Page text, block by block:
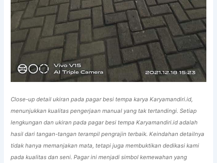
Close-up detail ukiran pada pagar besi tempa karya Karyamandiri.id,
menunjukkan kualitas pengerjaan manual yang tak tertandingi. Setiap
lengkungan dan ukiran pada pagar besi tempa Karyamandiri.id adalah
hasil dari tangan-tangan terampil pengrajin terbaik. Keindahan detailnya
tidak hanya memanjakan mata, tetapi juga membuktikan dedikasi kami
pada kualitas dan seni. Pagar ini menjadi simbol kemewahan yang